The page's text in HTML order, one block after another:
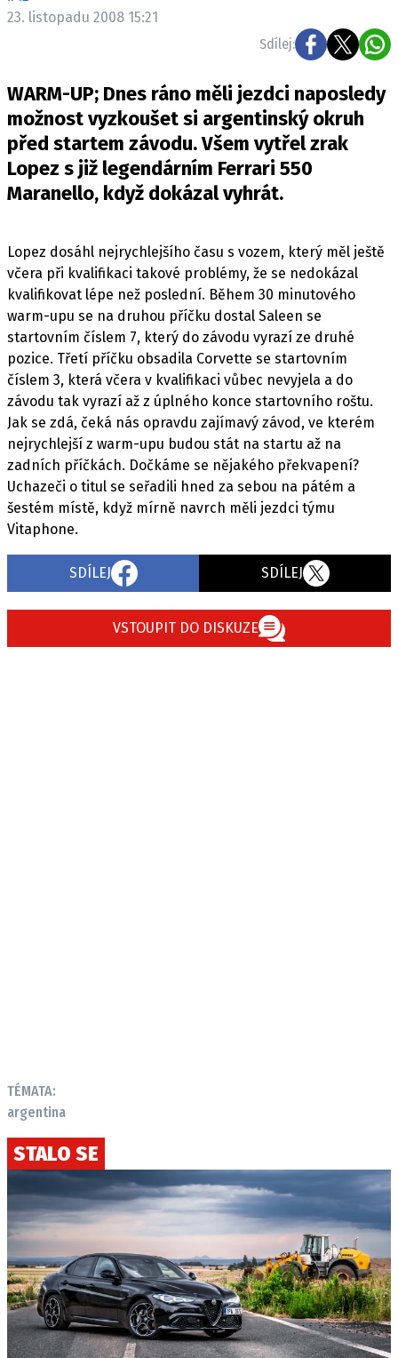
TRH S ELEKTROMOBILY
RALLY
OSTATNÍ
DAKAR
Z DOMOVA
ZE SVĚTA
MOTORSPORT
PIT LANE
ČEŠI V AKCI
FIA CEZ & POHÁRY
MEZINÁRODNÍ SCÉNA
Máte příběh, fotku nebo video?
Pošlete e-mail na autoroad.cz
23. listopadu 2008 15:21
Sdílej:
WARM-UP; Dnes ráno měli jezdci naposledy
možnost vyzkoušet si argentinský okruh
před startem závodu. Všem vytřel zrak
Lopez s již legendárním Ferrari 550
Maranello, když dokázal vyhrát.
Lopez dosáhl nejrychlejšího času s vozem, který měl ještě
včera při kvalifikaci takové problémy, že se nedokázal
kvalifikovat lépe než poslední. Během 30 minutového
warm-upu se na druhou příčku dostal Saleen se
startovním číslem 7, který do závodu vyrazí ze druhé
pozice. Třetí příčku obsadila Corvette se startovním
číslem 3, která včera v kvalifikaci vůbec nevyjela a do
závodu tak vyrazí až z úplného konce startovního roštu.
Jak se zdá, čeká nás opravdu zajímavý závod, ve kterém
nejrychlejší z warm-upu budou stát na startu až na
zadních příčkách. Dočkáme se nějakého překvapení?
Uchazeči o titul se seřadili hned za sebou na pátém a
šestém místě, když mírně navrch měli jezdci týmu
Vitaphone.
SDÍLEJ SDÍLEJ
VSTOUPIT DO DISKUZE
TÉMATA:
argentina
STALO SE